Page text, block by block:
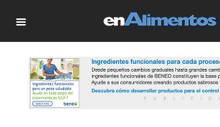
OFF CANVAS